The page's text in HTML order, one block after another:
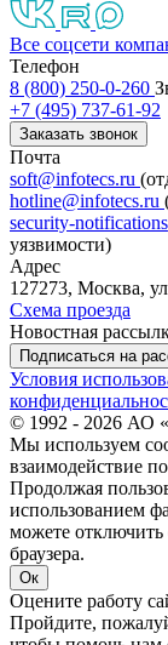
Все соцсети
Телефон
8 (800) 250-0-260
+7 (495) 737-61-92
Заказать звонок
Почта
soft@infotecs.ru
hotline@infotecs.ru
security-
уязвимости)
Адрес
127273, Москва,
Схема проезда
Новостная
Подписаться на
Условия
© 1992 - 2026 АО
Мы используем
взаимодействие
Продолжая
использованием
можете
браузера.
Ок
Оцените работу
Пройдите,